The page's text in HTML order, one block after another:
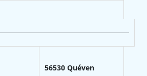
56530 Quéven